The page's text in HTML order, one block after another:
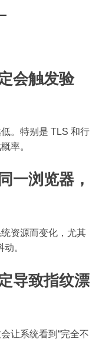
会触发验
。特别是 TLS 和行
率。
一浏览器，
资源而变化，尤其
。
导致指纹漂
让系统看到“完全不